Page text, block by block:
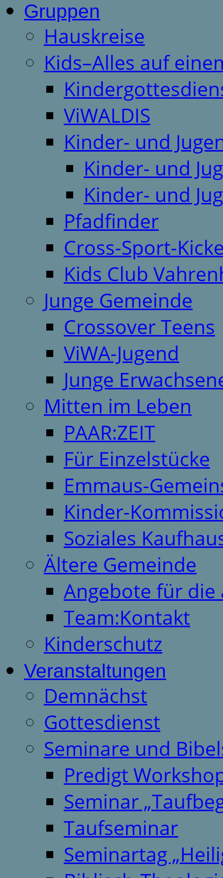
Gruppen
Hauskreise
Kids–Alles auf
ViWALDIS
Kinder- und
Kinder- und
Kinder- und
Pfadfinder
Cross-Sport-
Kids Club
Junge Gemeinde
Crossover Teens
ViWA-Jugend
Junge
Mitten im Leben
PAAR:ZEIT
Für Einzelstücke
Emmaus-
Kinder-
Soziales
Ältere Gemeinde
Angebote für
Team:Kontakt
Kinderschutz
Veranstaltungen
Demnächst
Gottesdienst
Seminare und
Predigt
Seminar
Taufseminar
Seminartag